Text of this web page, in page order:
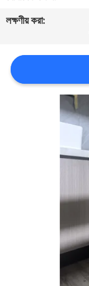
সাইট
লক্ষণীয় করা: